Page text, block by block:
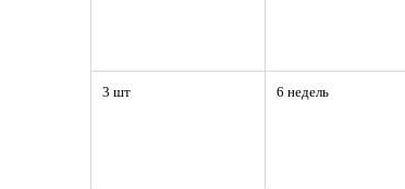
3 шт 6 недель